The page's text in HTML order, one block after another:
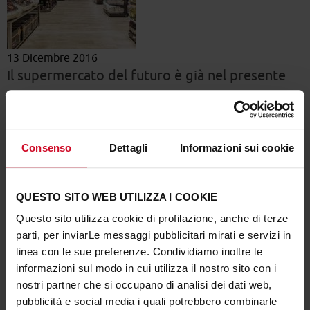
Consenso Dettagli Informazioni sui cookie
QUESTO SITO WEB UTILIZZA I COOKIE
Questo sito utilizza cookie di profilazione, anche di terze
parti, per inviarLe messaggi pubblicitari mirati e servizi in
linea con le sue preferenze. Condividiamo inoltre le
informazioni sul modo in cui utilizza il nostro sito con i
nostri partner che si occupano di analisi dei dati web,
pubblicità e social media i quali potrebbero combinarle
13 Dicembre 2016
Il supermercato del futuro è già nel presente
Tecnologia e design i punti cardinali di questo concept
concept presentato all’Expo2015e realizzato da
Shopfitting. Nei mille metri quadrati di questo punto
vendita la spesa sarà sempre più interattiva e virtuosa dal
punto di vista della comunicazione fra il retailer è il cliente.
Il “consumatore smart”, entrando nel nuovo supermercato,
non mancherà di apprezzarne ildesign, curato nei minimi
dettagli dai progettisti Cefla, e l’innovazione tecnologica